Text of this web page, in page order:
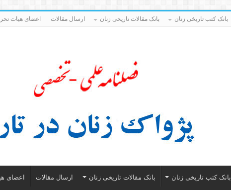
بانک کتب تاریخی زنان بانک مقالات تاریخی زنان ارسال مقالات اعضای هیات
بانک کتب تاریخی زنان بانک مقالات تاریخی زنان ارسال مقالات اعضای